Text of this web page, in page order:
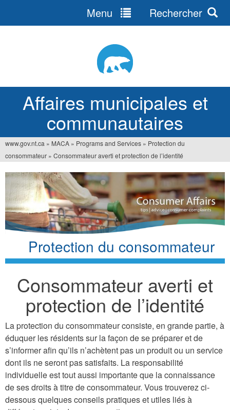
Affaires municipales et
communautaires
Menu Rechercher
Vous
êtes
ici
www.gov.nt.ca » MACA » Programs and Services » Protection du
consommateur » Consommateur averti et protection de l’identité
Protection du consommateur
Consommateur averti et
protection de l’identité
La protection du consommateur consiste, en grande partie, à
éduquer les résidents sur la façon de se préparer et de
s’informer afin qu’ils n’achètent pas un produit ou un service
dont ils ne seront pas satisfaits. La responsabilité
individuelle est tout aussi importante que la connaissance
de ses droits à titre de consommateur. Vous trouverez ci-
dessous quelques conseils pratiques et utiles liés à